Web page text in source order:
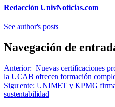
Redacción UnivNoticias.com
See author's posts
Navegación de
Anterior: Nuevas certificaciones
la UCAB ofrecen formación
Siguiente: UNIMET y KPMG
sustentabilidad